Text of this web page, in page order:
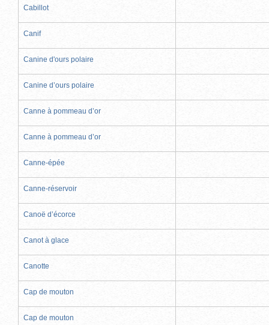
Cabillot
Canif
Canine d'ours polaire
Canine d’ours polaire
Canne à pommeau d’or
Canne à pommeau d’or
Canne-épée
Canne-réservoir
Canoë d’écorce
Canot à glace
Canotte
Cap de mouton
Cap de mouton